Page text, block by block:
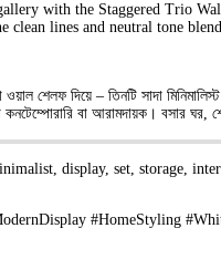
with the Staggered Trio
clean lines and neutral tone
ওয়াল শেলফ দিয়ে – তিনটি সাদা
কনটেম্পোরারি বা আরামদায়ক। বসার
display, set, storage,
#HomeStyling